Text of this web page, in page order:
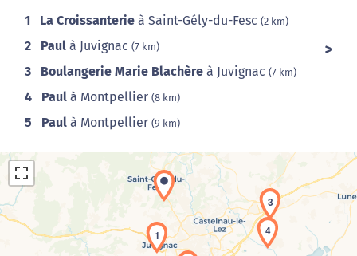
1 La Croissanterie à Saint-Gély-du-Fesc (2 km)
2 Paul à Juvignac (7 km)
3 Boulangerie Marie Blachère à Juvignac (7 km)
4 Paul à Montpellier (8 km)
5 Paul à Montpellier (9 km)
1
3
4